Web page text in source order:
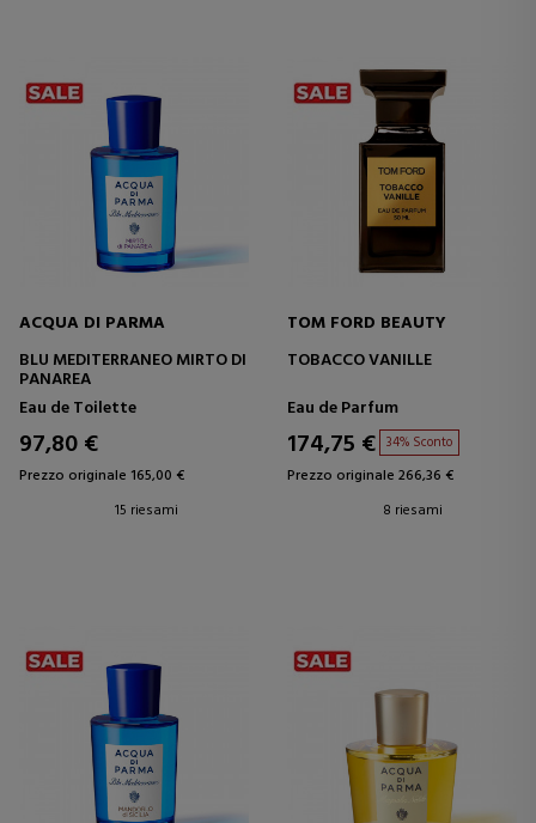
ACQUA DI PARMA
BLU MEDITERRANEO MIRTO DI
PANAREA
Eau de Toilette
97,80 €
Prezzo originale 165,00 €
15 riesami
TOM FORD BEAUTY
TOBACCO VANILLE
Eau de Parfum
174,75 € 34% Sconto
Prezzo originale 266,36 €
8 riesami